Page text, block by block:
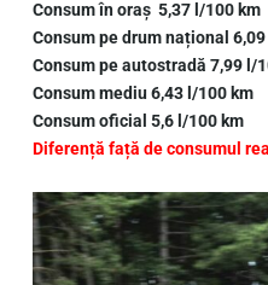
Consum în oraș 5,37 l/100 km
Consum pe drum național 6,09
Consum pe autostradă 7,99 l/
Consum mediu 6,43 l/100 km
Consum oficial 5,6 l/100 km
Diferență față de consumul